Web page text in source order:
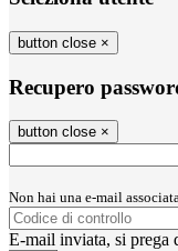
button close ×
Recupero
button close ×
Non hai una e-mail
E-mail inviata, si prega